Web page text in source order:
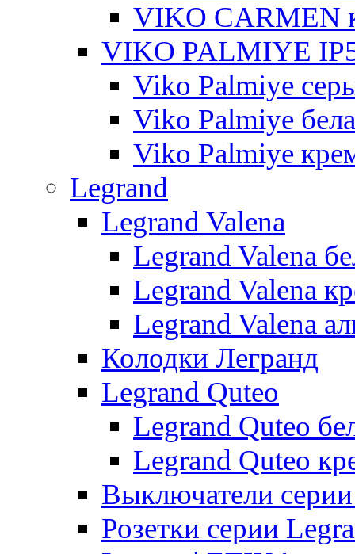
VIKO CARMEN
VIKO PALMIYE
Viko Palmiye
Viko Palmiye
Viko Palmiye
Legrand
Legrand Valena
Legrand Valena
Legrand Valena
Legrand Valena
Колодки Легранд
Legrand Quteo
Legrand Quteo
Legrand Quteo
Выключатели
Розетки серии